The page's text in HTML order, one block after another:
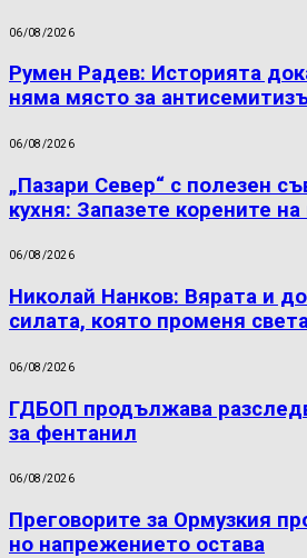
06/08/2026
Румен Радев: Историята
няма място за
06/08/2026
„Пазари Север“ с полезен
кухня: Запазете корените
06/08/2026
Николай Нанков: Вярата и
силата, която променя
06/08/2026
ГДБОП продължава
за фентанил
06/08/2026
Преговорите за Ормузкия
но напрежението остава